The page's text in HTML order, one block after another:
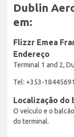
Dublin
em:
Flizzr Emea
Endereço
Terminal 1 and 2,
Tel: +353-18445691
Localização do
O veículo e o
do terminal.